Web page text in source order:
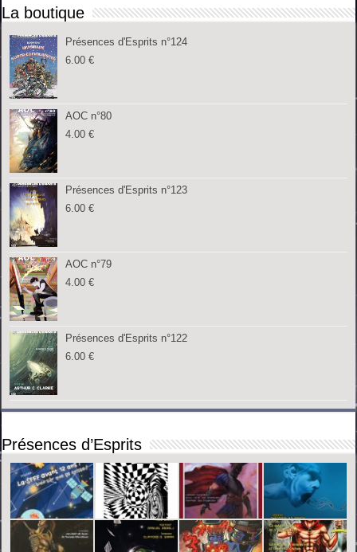
La boutique
Présences d'Esprits n°124
6.00€
AOC n°80
4.00€
Présences d'Esprits n°123
6.00€
AOC n°79
4.00€
Présences d'Esprits n°122
6.00€
Présences d’Esprits